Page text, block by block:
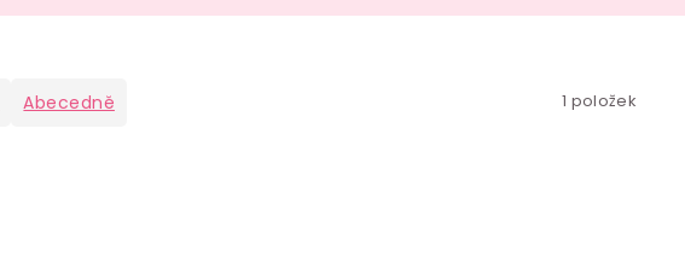
Abecedně 1 položek